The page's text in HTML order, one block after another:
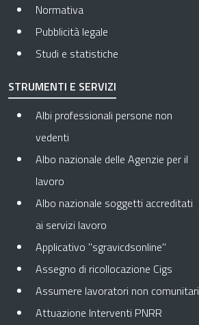
Normativa
Pubblicità legale
Studi e statistiche
STRUMENTI E SERVIZI
Albi professionali persone non
vedenti
Albo nazionale delle Agenzie per il
lavoro
Albo nazionale soggetti accreditati
ai servizi lavoro
Applicativo "sgravicdsonline"
Assegno di ricollocazione Cigs
Assumere lavoratori non comunitari
Attuazione Interventi PNRR